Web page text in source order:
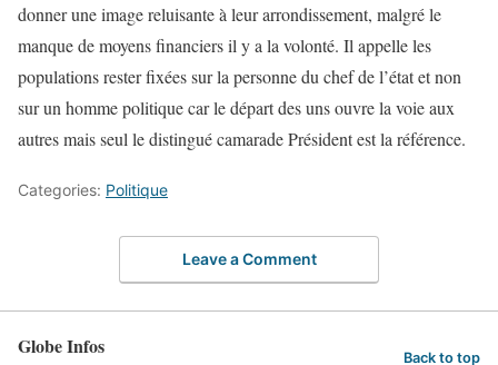
donner une image reluisante à leur arrondissement, malgré le
manque de moyens financiers il y a la volonté. Il appelle les
populations rester fixées sur la personne du chef de l’état et non
sur un homme politique car le départ des uns ouvre la voie aux
autres mais seul le distingué camarade Président est la référence.
Categories: Politique
Leave a Comment
Globe Infos Back to top